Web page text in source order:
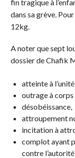
fin tragique à
dans sa grève.
12kg.
A noter que sept
dossier de Chafik
atteinte à
outrage à
désobéissance,
attroupement
incitation à
complot ayant
contre l’autorité